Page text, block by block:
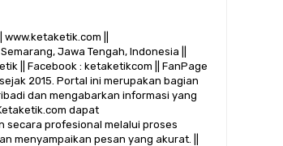
||
Jawa Tengah, Indonesia ||
|| Facebook : ketaketikcom || FanPage
2015. Portal ini merupakan bagian
dan mengabarkan informasi yang
dapat
secara profesional melalui proses
menyampaikan pesan yang akurat. ||